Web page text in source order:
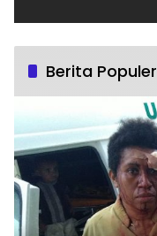
Berita Populer